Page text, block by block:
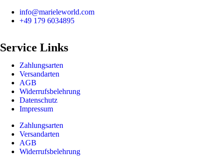
info@marieleworld.com
+49 179 6034895
Service Links
Zahlungsarten
Versandarten
AGB
Widerrufsbelehrung
Datenschutz
Impressum
Zahlungsarten
Versandarten
AGB
Widerrufsbelehrung